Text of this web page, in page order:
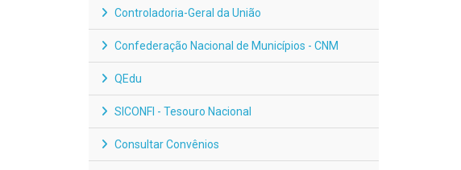
Controladoria-Geral da União
Confederação Nacional de Municípios - CNM
QEdu
SICONFI - Tesouro Nacional
Consultar Convênios